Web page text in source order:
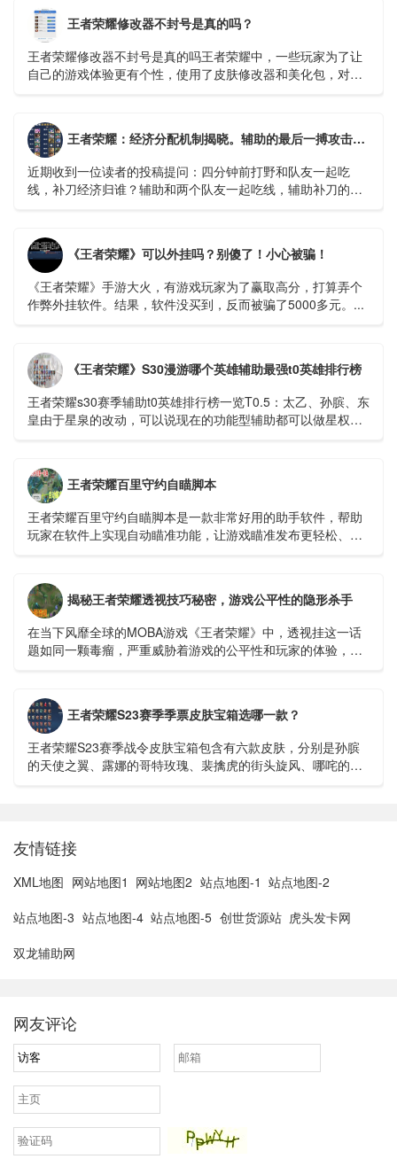
王者荣耀修改器不封号是真的吗？
王者荣耀修改器不封号是真的吗王者荣耀中，一些玩家为了让
自己的游戏体验更有个性，使用了皮肤修改器和美化包，对于
王者荣耀：经济分配机制揭晓。辅助的最后一搏攻击有什么好处吗？ - 哔哩哔哩
近期收到一位读者的投稿提问：四分钟前打野和队友一起吃
线，补刀经济归谁？辅助和两个队友一起吃线，辅助补刀的话
《王者荣耀》可以外挂吗？别傻了！小心被骗！
《王者荣耀》手游大火，有游戏玩家为了赢取高分，打算弄个
作弊外挂软件。结果，软件没买到，反而被骗了5000多元。...
《王者荣耀》S30漫游哪个英雄辅助最强t0英雄排行榜
王者荣耀s30赛季辅助t0英雄排行榜一览​​​​​​​T0.5：太乙、孙膑、东
皇由于星泉的改动，可以说现在的功能型辅助都可以做星权，
王者荣耀百里守约自瞄脚本
王者荣耀百里守约自瞄脚本是一款非常好用的助手软件，帮助
玩家在软件上实现自动瞄准功能，让游戏瞄准发布更轻松、更
揭秘王者荣耀透视技巧秘密，游戏公平性的隐形杀手
在当下风靡全球的MOBA游戏《王者荣耀》中，透视挂这一话
题如同一颗毒瘤，严重威胁着游戏的公平性和玩家的体验，我
王者荣耀S23赛季季票皮肤宝箱选哪一款？
王者荣耀S23赛季战令皮肤宝箱包含有六款皮肤，分别是孙膑
的天使之翼、露娜的哥特玫瑰、裴擒虎的街头旋风、哪咤的三
友情链接
XML地图 网站地图1 网站地图2 站点地图-1 站点地图-2
站点地图-3 站点地图-4 站点地图-5 创世货源站 虎头发卡网
双龙辅助网
网友评论